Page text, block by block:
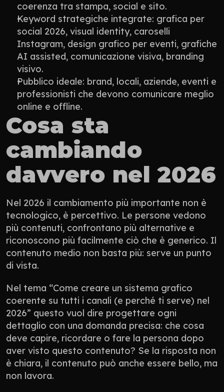
coerenza tra stampa, social e sito.
Keyword strategiche integrate: grafica per
social 2026, visual identity, caroselli
Instagram, design grafico per eventi, grafiche
AI assisted, comunicazione visiva, branding
visivo.
Pubblico ideale: brand, locali, aziende, eventi e
professionisti che devono comunicare meglio
online e offline.
Cosa sta
cambiando
davvero nel 2026
Nel 2026 il cambiamento più importante non è
tecnologico, è percettivo. Le persone vedono
più contenuti, confrontano più alternative e
riconoscono più facilmente ciò che è generico. Il
contenuto medio non basta più: serve un punto
di vista.
Nel tema “Come creare un sistema grafico
coerente su tutti i canali (e perché ti serve) nel
2026” questo vuol dire progettare ogni
dettaglio con una domanda precisa: che cosa
deve capire, ricordare o fare la persona dopo
aver visto questo contenuto? Se la risposta non
è chiara, il contenuto può anche essere bello, ma
non lavora.